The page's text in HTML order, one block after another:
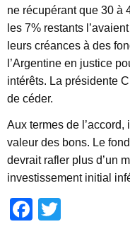
ne récupérant que 30 à
les 7% restants
leurs créances à des
l’Argentine en justice
intérêts. La présidente
de céder.
Aux termes de
valeur des bons. Le
devrait rafler plus d’un
investissement initial
F